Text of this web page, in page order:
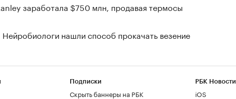
заработала $750 млн, продавая термосы
нашли способ прокачать везение
Подписки
Скрыть баннеры на РБК
РБК Новости
iOS